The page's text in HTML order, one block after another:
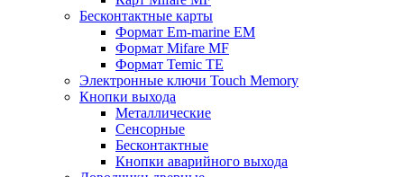
Бесконтактные карты
Формат Em-marine EM
Формат Mifare MF
Формат Temic TE
Электронные ключи Touch Memory
Кнопки выхода
Металлические
Сенсорные
Бесконтактные
Кнопки аварийного выхода